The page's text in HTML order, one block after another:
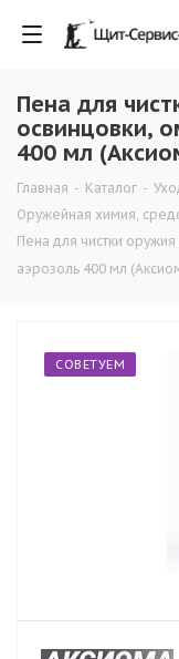
Пена для
освинцовки,
400 мл
Главная - Каталог -
Оружейная химия,
Пена для чистки
аэрозоль 400 мл
СОВЕТУЕМ